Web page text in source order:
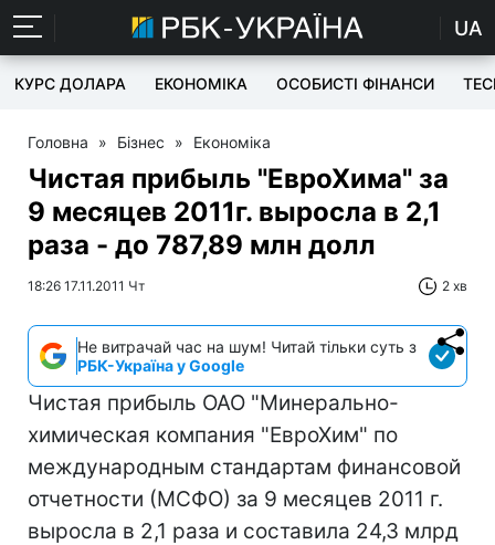
UA
КУРС ДОЛАРА ЕКОНОМІКА ОСОБИСТІ ФІНАНСИ
Головна » Бізнес » Економіка
Чистая прибыль "ЕвроХима" за
9 месяцев 2011г. выросла в 2,1
раза - до 787,89 млн долл
18:26 17.11.2011 Чт 2 хв
Не витрачай час на шум! Читай тільки суть з
РБК-Україна у Google
Чистая прибыль ОАО "Минерально-
химическая компания "ЕвроХим" по
международным стандартам финансовой
отчетности (МСФО) за 9 месяцев 2011 г.
выросла в 2,1 раза и составила 24,3 млрд